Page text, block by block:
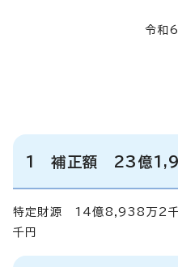
令和6
1 補正額 23億
特定財源 14億8,938万2
千円